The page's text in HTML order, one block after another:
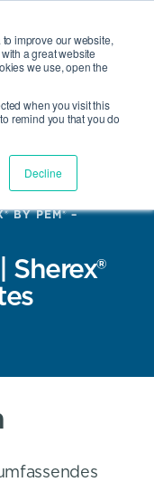
improve our website,
a great website
we use, open the
when you visit this
remind you that you do
Decline
Suche
BY PEM® –